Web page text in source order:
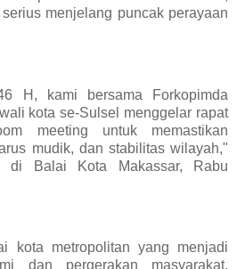
menjelang puncak perayaan
H, kami bersama Forkopimda
kota se-Sulsel menggelar rapat
meeting untuk memastikan
mudik, dan stabilitas wilayah,"
di Balai Kota Makassar, Rabu
kota metropolitan yang menjadi
dan pergerakan masyarakat,